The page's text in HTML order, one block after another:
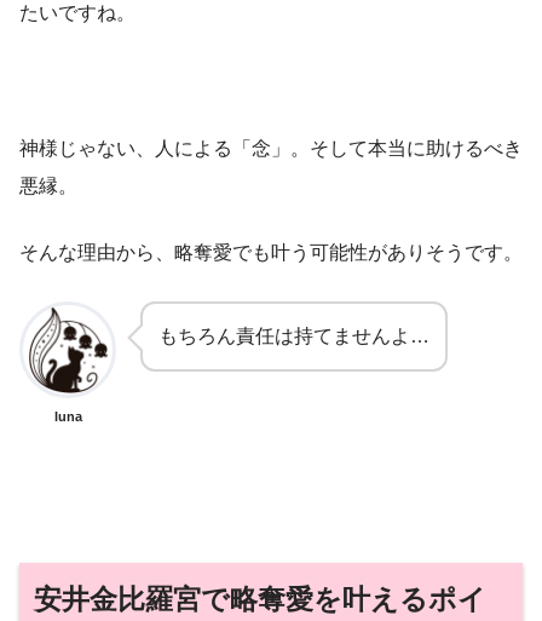
たいですね。
神様じゃない、人による「念」。そして本当に助けるべき
悪縁。
そんな理由から、略奪愛でも叶う可能性がありそうです。
luna
もちろん責任は持てませんよ…
安井金比羅宮で略奪愛を叶えるポイ